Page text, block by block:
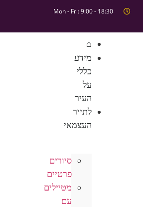
Mon - Fri: 9:00 - 18:30
⌂
מידע
כללי
על
העיר
לתייר
העצמאי
סיורים
פרטיים
מטיילים
עם